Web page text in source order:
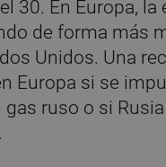
30. En Europa, la
de forma más
Unidos. Una
Europa si se
ruso o si